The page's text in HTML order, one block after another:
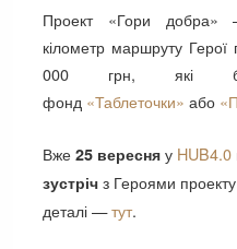
Проект «Гори
кілометр маршруту Герої
000 грн, які
фонд «Таблеточки» або
Вже 25 вересня у HUB4.0
зустріч з Героями
деталі —тут.